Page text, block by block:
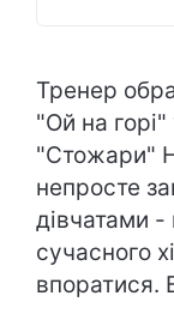
Тренер
"Ой на горі"
"Стожари"
непросте
дівчатами -
сучасного
впоратися.